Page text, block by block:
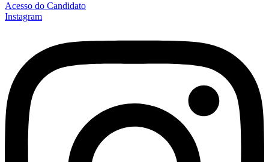
Acesso do Candidato
Instagram